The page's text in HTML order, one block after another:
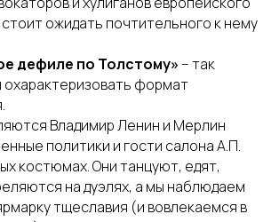
ожидать почтительного к нему
дефиле по Толстому» – так
формат
Владимир Ленин и Мерлин
политики и гости салона А.П.
костюмах. Они танцуют, едят,
на дуэлях, а мы наблюдаем
тщеславия (и вовлекаемся в